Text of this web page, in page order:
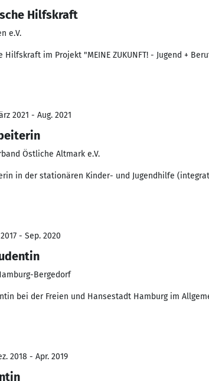
Hilfskraft
e.V.
Hilfskraft im Projekt "MEINE ZUKUNFT! - Jugend +
2021 - Aug. 2021
Östliche Altmark e.V.
in der stationären Kinder- und Jugendhilfe
- Sep. 2020
Bergedorf
bei der Freien und Hansestadt Hamburg im
2018 - Apr. 2019